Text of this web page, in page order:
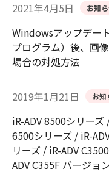
2021年4月5日 お知
Windowsアップデー
プログラム）後、画
場合の対処方法
2019年1月21日 お知
iR-ADV 8500シリーズ
6500シリーズ / iR-
リーズ / iR-ADV
ADV C355F バージョ